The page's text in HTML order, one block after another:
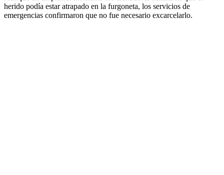
herido podía estar atrapado en la furgoneta, los servicios de
emergencias confirmaron que no fue necesario excarcelarlo.